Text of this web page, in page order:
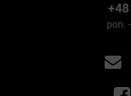
+48
pon.